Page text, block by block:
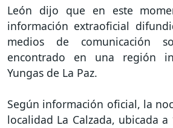
León dijo que en este
información extraoficial
medios de comunicación
encontrado en una región
Yungas de La Paz.
Según información oficial, la
localidad La Calzada, ubicada